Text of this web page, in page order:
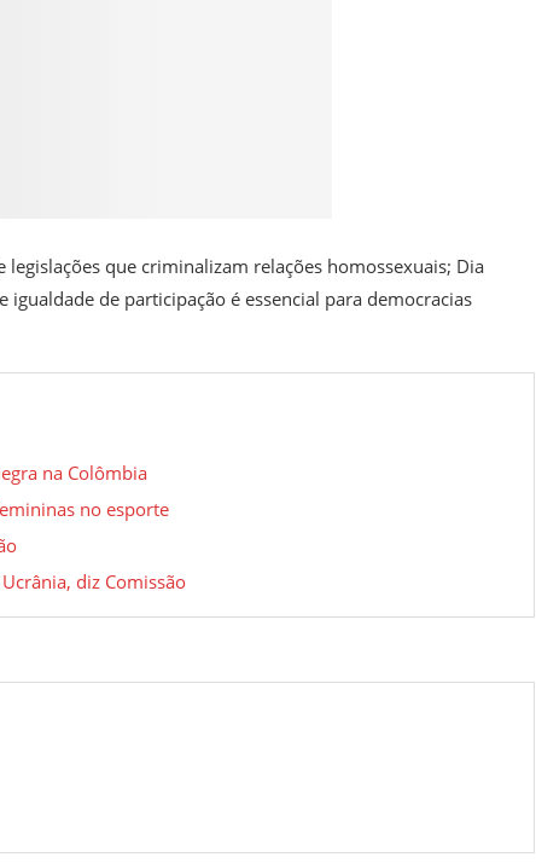
que criminalizam relações homossexuais; Dia
de participação é essencial para democracias
na Colômbia
no esporte
diz Comissão